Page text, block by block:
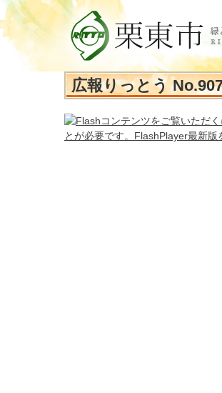
広報りっとう